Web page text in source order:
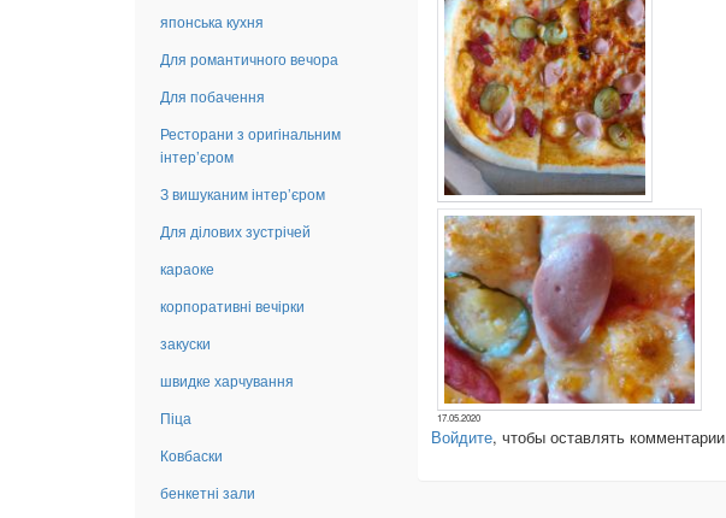
японська кухня
Для романтичного вечора
Для побачення
Ресторани з оригінальним
інтер’єром
З вишуканим інтер’єром
Для ділових зустрічей
караоке
корпоративні вечірки
закуски
швидке харчування
Піца
Ковбаски
бенкетні зали
17.05.2020
Войдите, чтобы оставлять комментарии